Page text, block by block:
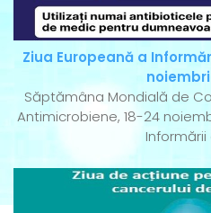
Ziua Europeană a
Săptămâna Mondială de
Antimicrobiene, 18-24